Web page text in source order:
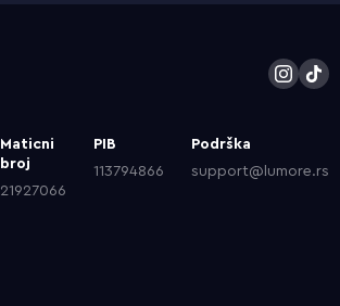
Maticni
broj
21927066
PIB
113794866
Podrška
support@lumore.rs